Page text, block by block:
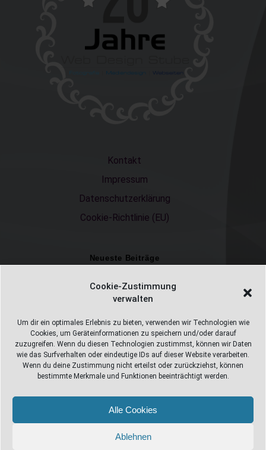
Cookie-Zustimmung
verwalten
Um dir ein optimales Erlebnis zu bieten, verwenden wir Technologien wie
Cookies, um Geräteinformationen zu speichern und/oder darauf
zuzugreifen. Wenn du diesen Technologien zustimmst, können wir Daten
wie das Surfverhalten oder eindeutige IDs auf dieser Website verarbeiten.
Wenn du deine Zustimmung nicht erteilst oder zurückziehst, können
bestimmte Merkmale und Funktionen beeinträchtigt werden.
Alle Cookies
Ablehnen
Kontakt
Impressum
Datenschutzerklärung
Cookie-Richtlinie (EU)
Neueste Beiträge
Einschulungsfotos 2026 – ein unvergesslicher Moment
Fotostudio in Fichtelberg
Alles Pizza oder was ;-)
Überweisungen
Weihnachtsfotoshooting 2026
Web Design Stube 95686 Fichtelberg
Bayreuther Straße 10